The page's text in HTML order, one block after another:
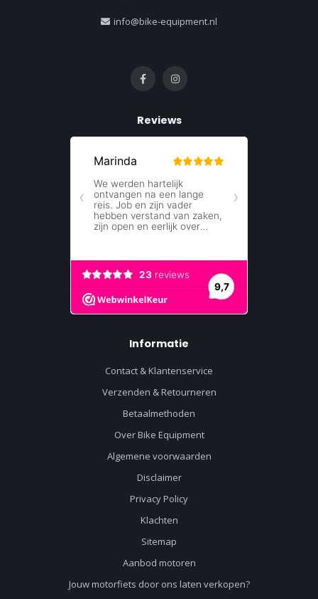
info@bike-equipment.nl
Reviews
Informatie
Contact & Klantenservice
Verzenden & Retourneren
Betaalmethoden
Over Bike Equipment
Algemene voorwaarden
Disclaimer
Privacy Policy
Klachten
Sitemap
Aanbod motoren
Jouw motorfiets door ons laten verkopen?